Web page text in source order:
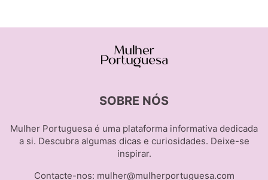
SOBRE NÓS
Mulher Portuguesa é uma plataforma informativa dedicada
a si. Descubra algumas dicas e curiosidades. Deixe-se
inspirar.
Contacte-nos: mulher@mulherportuguesa.com